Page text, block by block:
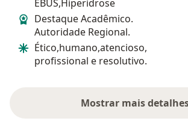
EBUS,Hiperidrose
Destaque Acadêmico.
Autoridade Regional.
Ético,humano,atencioso,
profissional e resolutivo.
Mostrar maissobre a